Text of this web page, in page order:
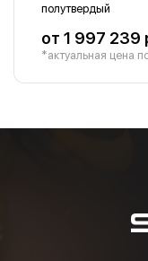
полутвердый
от 1 997 239
*актуальная цена